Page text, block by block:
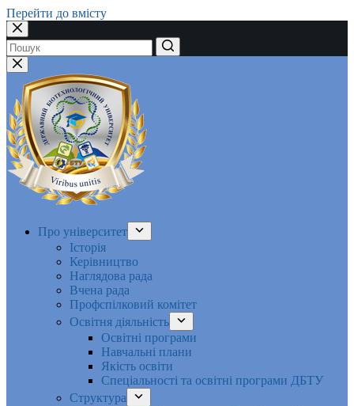
Перейти до вмісту
Немає
результатів
Про університет
Історія
Керівництво
Наглядова рада
Вчена рада
Профспілковий комітет
Освітня діяльність
Освітні програми
Навчальні плани
Якість освіти
Спеціальності та освітні програми ДБТУ
Структура